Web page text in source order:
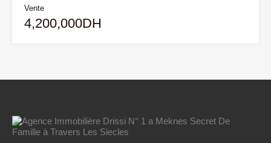
Vente
4,200,000DH